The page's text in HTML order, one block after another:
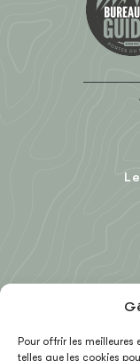
Pour offrir les
telles que les cookies